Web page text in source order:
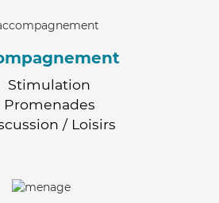
Stimulation
Promenades
/ Loisirs